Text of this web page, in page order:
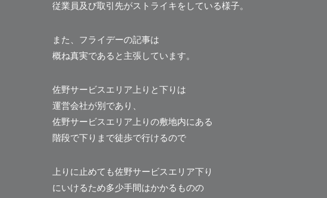
従業員及び取引先がストライキをしている様子。
また、フライデーの記事は
概ね真実であると主張しています。
佐野サービスエリア上りと下りは
運営会社が別であり、
佐野サービスエリア上りの敷地内にある
階段で下りまで徒歩で行けるので
上りに止めても佐野サービスエリア下り
にいけるため多少手間はかかるものの